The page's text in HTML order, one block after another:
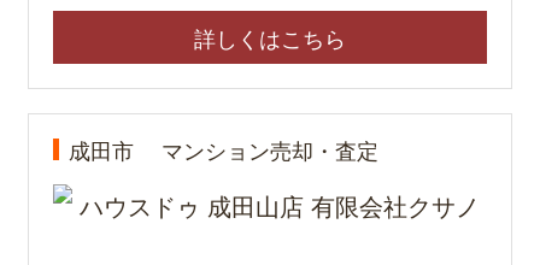
詳しくはこちら
成田市 マンション売却・査定